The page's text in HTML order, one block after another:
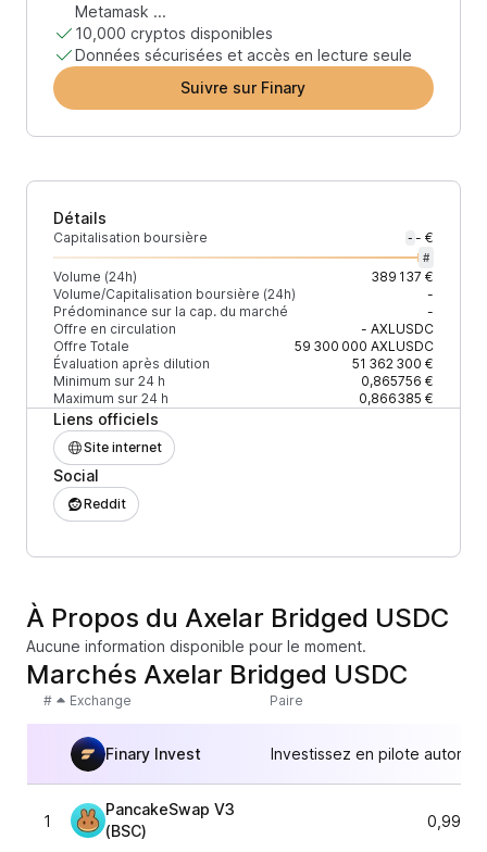
Metamask ...
10,000 cryptos disponibles
Données sécurisées et accès en lecture seule
Suivre sur Finary
Détails
Capitalisation boursière - - €
#
Volume (24h)
389 137 €
Volume/Capitalisation boursière (24h)
-
Prédominance sur la cap. du marché
-
Offre en circulation
- AXLUSDC
Offre Totale
59 300 000 AXLUSDC
Évaluation après dilution
51 362 300 €
Minimum sur 24 h
0,865756 €
Maximum sur 24 h
0,866385 €
Liens officiels
Site internet
Social
Reddit
À Propos du Axelar Bridged USDC
Aucune information disponible pour le moment.
Marchés Axelar Bridged USDC
# Exchange Paire
Finary Invest Investissez en pilote
1
PancakeSwap V3
(BSC)